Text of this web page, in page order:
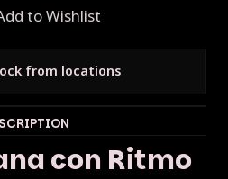
to Wishlist
from locations
con Ritmo